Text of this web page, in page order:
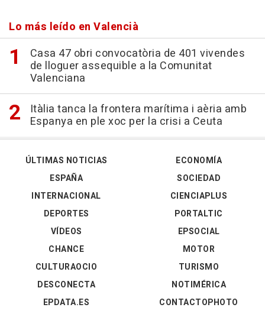
Lo más leído en Valencià
Casa 47 obri convocatòria de 401 vivendes
de lloguer assequible a la Comunitat
Valenciana
Itàlia tanca la frontera marítima i aèria amb
Espanya en ple xoc per la crisi a Ceuta
ÚLTIMAS NOTICIAS
ESPAÑA
INTERNACIONAL
DEPORTES
VÍDEOS
ECONOMÍA
SOCIEDAD
CIENCIAPLUS
PORTALTIC
EPSOCIAL
CHANCE
CULTURAOCIO
DESCONECTA
EPDATA.ES
MOTOR
TURISMO
NOTIMÉRICA
CONTACTOPHOTO